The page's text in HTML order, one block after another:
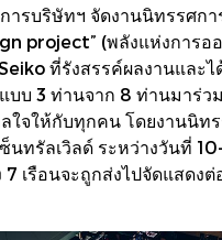
ารบริษัทฯ จัดงานนิทรรศกา
project” (พลังแห่งการอ
ที่รังสรรค์ผลงานและไ
บบ 3 ท่านจาก 8 ท่านมาร่
ใจให้กับทุกคน โดยงานนิท
นทรัลเวิลด์ ระหว่างวันที่
เรือนจะถูกส่งไปจัดแสดงต่